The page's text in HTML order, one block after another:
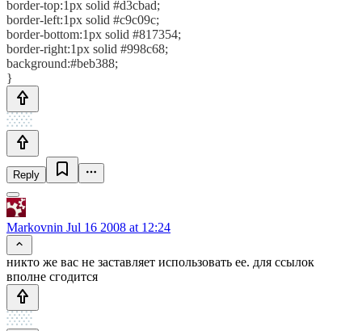
border-top:1px solid #d3cbad;
border-left:1px solid #c9c09c;
border-bottom:1px solid #817354;
border-right:1px solid #998c68;
background:#beb388;
}
Reply
Markovnin Jul 16 2008 at 12:24
никто же вас не заставляет использовать ее. для ссылок
вполне сгодится